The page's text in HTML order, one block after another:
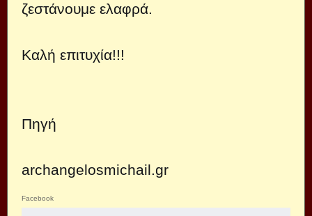
ζεστάνουμε ελαφρά.
Καλή επιτυχία!!!
Πηγή
archangelosmichail.gr
Facebook